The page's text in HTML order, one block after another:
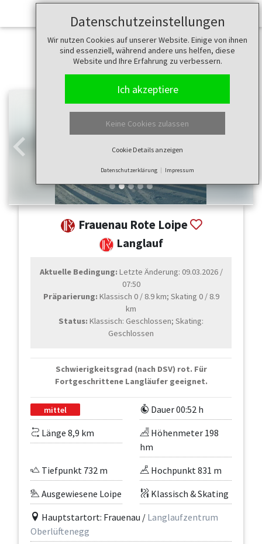
Datenschutzeinstellungen
Wir nutzen Cookies auf unserer Website. Einige von ihnen
sind essenziell, während andere uns helfen, diese
Website und Ihre Erfahrung zu verbessern.
Ich akzeptiere
Keine Cookies zulassen
Cookie Details anzeigen
Datenschutzerklärung Impressum
Zurück
Frauenau Rote Loipe
Langlauf
Aktuelle Bedingung: Letzte Änderung: 09.03.2026 /
07:50
Präparierung: Klassisch 0 / 8.9 km; Skating 0 / 8.9
km
Status: Klassisch: Geschlossen; Skating:
Geschlossen
Schwierigkeitsgrad (nach DSV) rot. Für
Fortgeschrittene Langläufer geeignet.
mittel
Dauer 00:52 h
Länge 8,9 km
Höhenmeter 198
hm
Tiefpunkt 732 m
Hochpunkt 831 m
Ausgewiesene Loipe
Klassisch & Skating
Hauptstartort: Frauenau / Langlaufzentrum
Oberlüftenegg